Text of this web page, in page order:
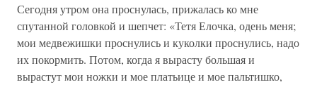
Сегодня утром она проснулась, прижалась ко мне
спутанной головкой и шепчет: «Тетя Елочка, одень меня;
мои медвежишки проснулись и куколки проснулись, надо
их покормить. Потом, когда я вырасту большая и
вырастут мои ножки и мое платьице и мое пальтишко,